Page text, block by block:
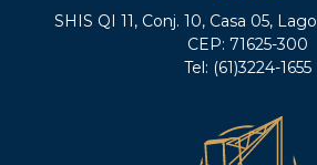
SHIS QI 11, Conj. 10, Casa 05,
CEP: 71625-300
Tel: (61)3224-1655